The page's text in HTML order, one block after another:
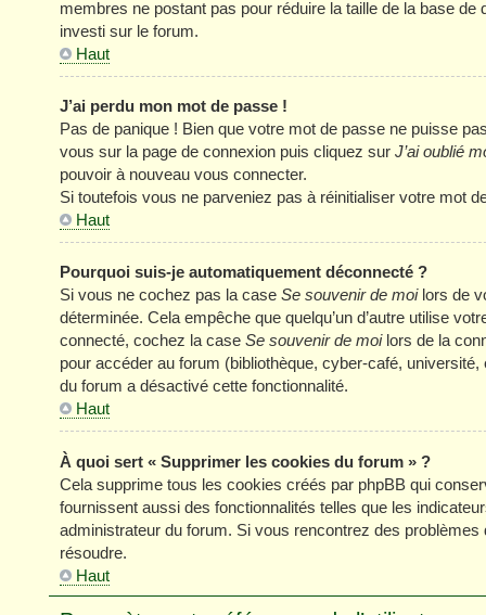
membres ne postant pas pour réduire la taille de la base
investi sur le forum.
Haut
J’ai perdu mon mot de passe !
Pas de panique ! Bien que votre mot de passe ne puisse
vous sur la page de connexion puis cliquez sur J’ai oublié
pouvoir à nouveau vous connecter.
Si toutefois vous ne parveniez pas à réinitialiser votre mot
Haut
Pourquoi suis-je automatiquement déconnecté ?
Si vous ne cochez pas la case Se souvenir de moilors de
déterminée. Cela empêche que quelqu’un d’autre utilise
connecté, cochez la case Se souvenir de moilors de la
pour accéder au forum (bibliothèque, cyber-café,
du forum a désactivé cette fonctionnalité.
Haut
À quoi sert « Supprimer les cookies du forum » ?
Cela supprime tous les cookies créés par phpBB qui
fournissent aussi des fonctionnalités telles que les
administrateur du forum. Si vous rencontrez des
résoudre.
Haut